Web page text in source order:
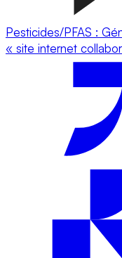
Pesticides/PFAS :
« site internet